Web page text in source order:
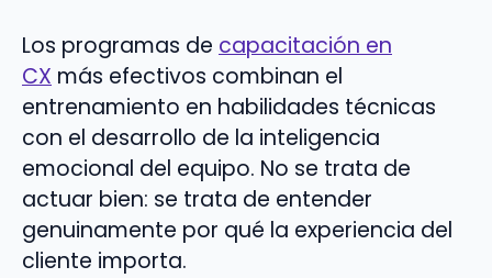
Los programas de capacitación en
CX más efectivos combinan el
entrenamiento en habilidades técnicas
con el desarrollo de la inteligencia
emocional del equipo. No se trata de
actuar bien: se trata de entender
genuinamente por qué la experiencia del
cliente importa.